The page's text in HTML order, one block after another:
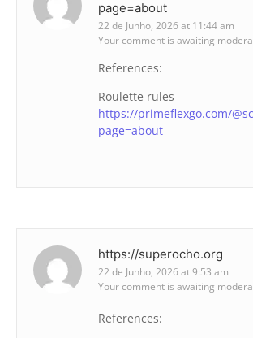
page=about
22 de Junho, 2026 at 11:44 am
Your comment is awaiting
References:
Roulette rules
https://primeflexgo.com/
page=about
https://superocho.org
22 de Junho, 2026 at 9:53 am
Your comment is awaiting
References: